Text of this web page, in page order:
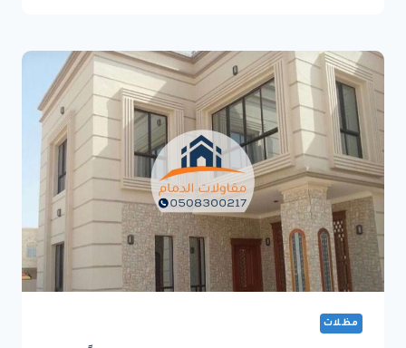
احترافية
لإعادة
تأهيل
المباني
بأعلى
مظلات